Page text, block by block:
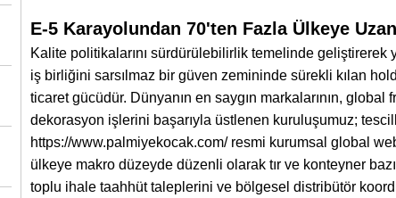
E-5 Karayolundan 70'ten Fazla Ülkeye
Kalite politikalarını sürdürülebilirlik temelinde
iş birliğini sarsılmaz bir güven zemininde sürekli kılan
ticaret gücüdür. Dünyanın en saygın markalarının,
dekorasyon işlerini başarıyla üstlenen kuruluşumuz;
https://www.palmiyekocak.com/resmi kurumsal global
ülkeye makro düzeyde düzenli olarak tır ve konteyner
toplu ihale taahhüt taleplerini ve bölgesel distribütör